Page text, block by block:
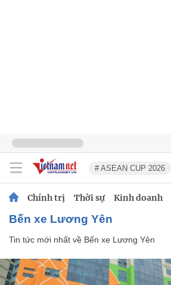
# ASEAN CUP 2026
Chính trị Thời sự Kinh doanh
Bến xe Lương Yên
Tin tức mới nhất về Bến xe Lương Yên